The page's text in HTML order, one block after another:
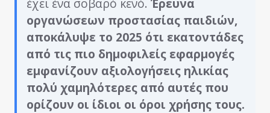
έχει ένα σοβαρό κενό. Έρευνα
οργανώσεων προστασίας παιδιών,
αποκάλυψε το 2025 ότι εκατοντάδες
από τις πιο δημοφιλείς εφαρμογές
εμφανίζουν αξιολογήσεις ηλικίας
πολύ χαμηλότερες από αυτές που
ορίζουν οι ίδιοι οι όροι χρήσης τους.